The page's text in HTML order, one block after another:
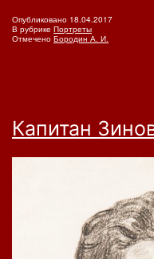
Опубликовано 18.04.2017
В рубрике Портреты
Отмечено Бородин А. И.
Капитан